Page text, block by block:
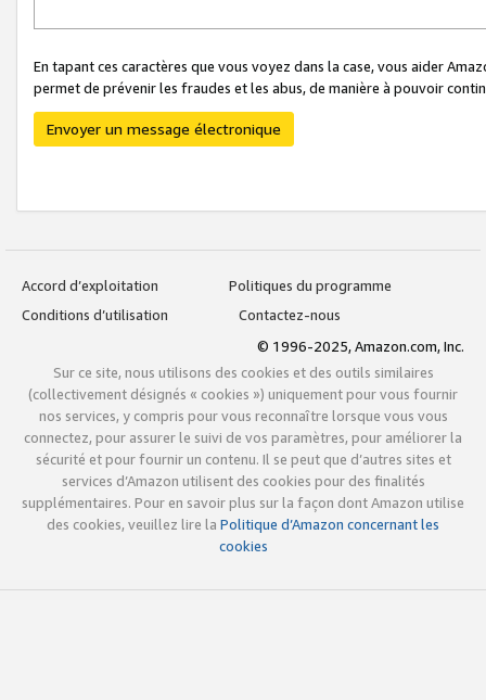
En tapant ces caractères que vous voyez dans la case, vous aider
permet de prévenir les fraudes et les abus, de manière à pouvoir
Envoyer un message électronique
Accord d’exploitation
Politiques du programme
Conditions d’utilisation
Contactez-nous
© 1996-2025, Amazon.com, Inc.
Sur ce site, nous utilisons des cookies et des outils similaires
(collectivement désignés « cookies ») uniquement pour vous fournir
nos services, y compris pour vous reconnaître lorsque vous vous
connectez, pour assurer le suivi de vos paramètres, pour améliorer la
sécurité et pour fournir un contenu. Il se peut que d’autres sites et
services d’Amazon utilisent des cookies pour des finalités
supplémentaires. Pour en savoir plus sur la façon dont Amazon utilise
des cookies, veuillez lire la Politique d’Amazon concernant les
cookies